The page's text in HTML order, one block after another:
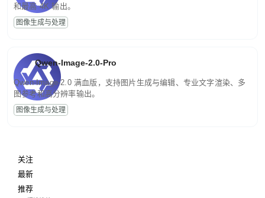
和最高 4K 输出。
图像生成与处理
Qwen-Image-2.0-Pro
Qwen-Image-2.0 满血版，支持图片生成与编辑、专业文字渲染、多
图参考和高分辨率输出。
图像生成与处理
关注
最新
推荐